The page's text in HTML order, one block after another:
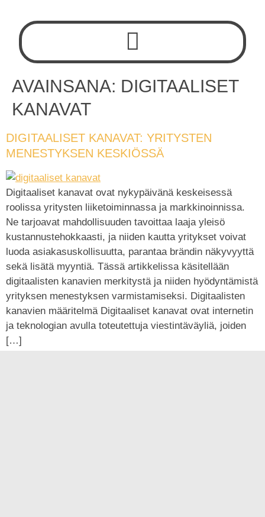
AVAINSANA: DIGITAALISET
KANAVAT
DIGITAALISET KANAVAT: YRITYSTEN
MENESTYKSEN KESKIÖSSÄ
Digitaaliset kanavat ovat nykypäivänä keskeisessä
roolissa yritysten liiketoiminnassa ja markkinoinnissa.
Ne tarjoavat mahdollisuuden tavoittaa laaja yleisö
kustannustehokkaasti, ja niiden kautta yritykset voivat
luoda asiakasuskollisuutta, parantaa brändin näkyvyyttä
sekä lisätä myyntiä. Tässä artikkelissa käsitellään
digitaalisten kanavien merkitystä ja niiden hyödyntämistä
yrityksen menestyksen varmistamiseksi. Digitaalisten
kanavien määritelmä Digitaaliset kanavat ovat internetin
ja teknologian avulla toteutettuja viestintäväyliä, joiden
[…]